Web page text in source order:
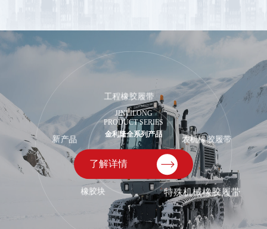
JINLILONG
PRODUCT SERIES
金利隆全系列产品
了解详情 
工程橡胶履带
农机橡胶履带
特殊机械橡胶履带
橡胶块
新产品